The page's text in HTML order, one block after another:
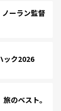
ーラン監督
ック2026
のベスト。